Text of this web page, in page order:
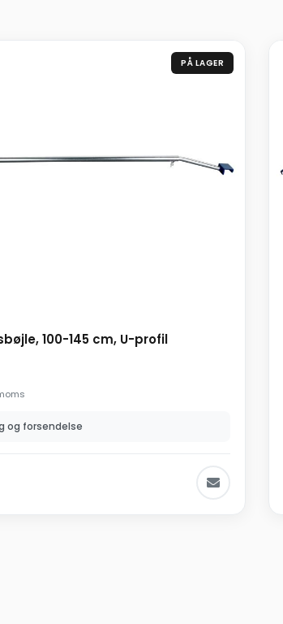
PÅ LAGER
100-145 cm, U-profil
og forsendelse